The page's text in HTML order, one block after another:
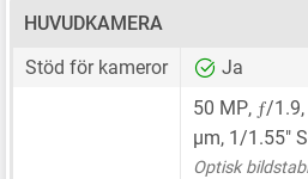
HUVUDKAMERA
Stöd för kameror
Ja
50 MP, ƒ/1.9,
μm, 1/1.55"
Optisk